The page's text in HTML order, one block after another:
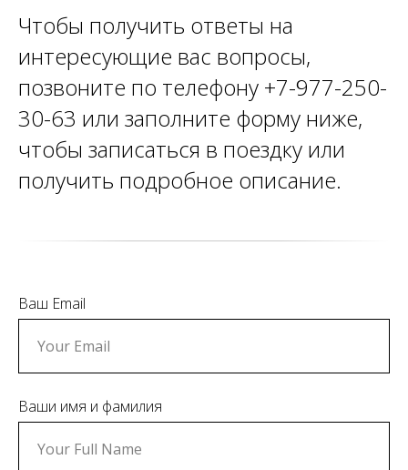
Чтобы получить ответы на
интересующие вас вопросы,
позвоните по телефону +7-977-250-
30-63 или заполните форму ниже,
чтобы записаться в поездку или
получить подробное описание.
Ваш Email
Ваши имя и фамилия